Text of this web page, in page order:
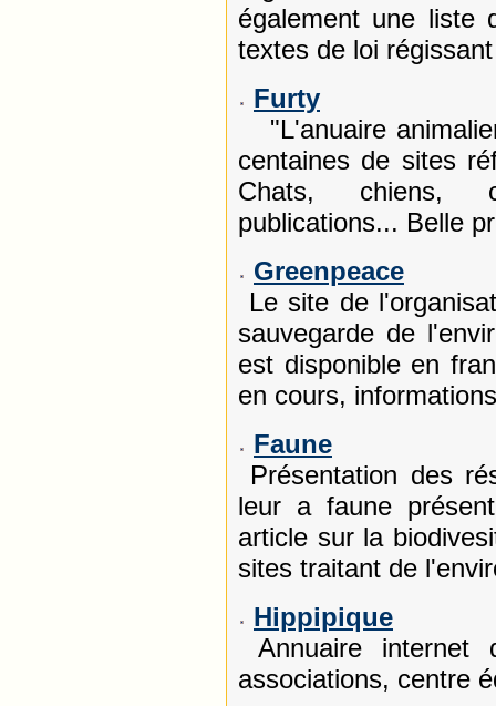
également une liste
textes de loi
Furty
"L'anuaire
centaines de sites
Chats, chiens,
publications... Belle
Greenpeace
Le site de
sauvegarde de
est disponible en
en cours,
Faune
Présentation des
leur a faune
article sur la
sites traitant de
Hippipique
Annuaire
associations, centre